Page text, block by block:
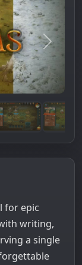
for epic
writing,
a single